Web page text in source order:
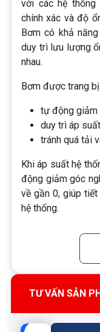
với các hệ
chính xác và độ
Bơm có khả
duy trì lưu lượng
nhau.
Bơm được trang
tự động
duy trì áp
tránh quá tải
Khi áp suất hệ
động giảm góc
về gần 0, giúp
hệ thống.
TƯ VẤN SẢN